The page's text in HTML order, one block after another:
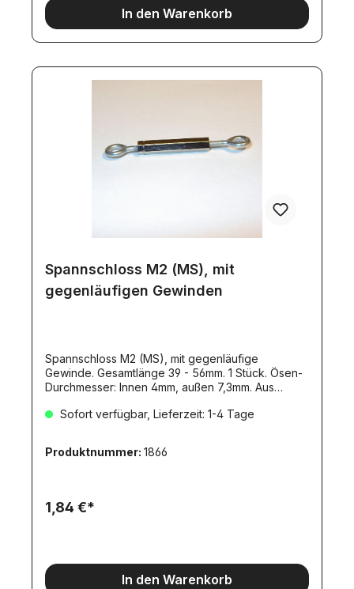
In den Warenkorb
Spannschloss M2 (MS), mit
gegenläufigen Gewinden
Spannschloss M2 (MS), mit gegenläufige
Gewinde. Gesamtlänge 39 - 56mm. 1 Stück. Ösen-
Durchmesser: Innen 4mm, außen 7,3mm. Aus
lieferbar.Nachfolgeartikel (leider nicht mit
Sofort verfügbar, Lieferzeit: 1-4 Tage
Produktnummer: 1866
1,84 €*
In den Warenkorb